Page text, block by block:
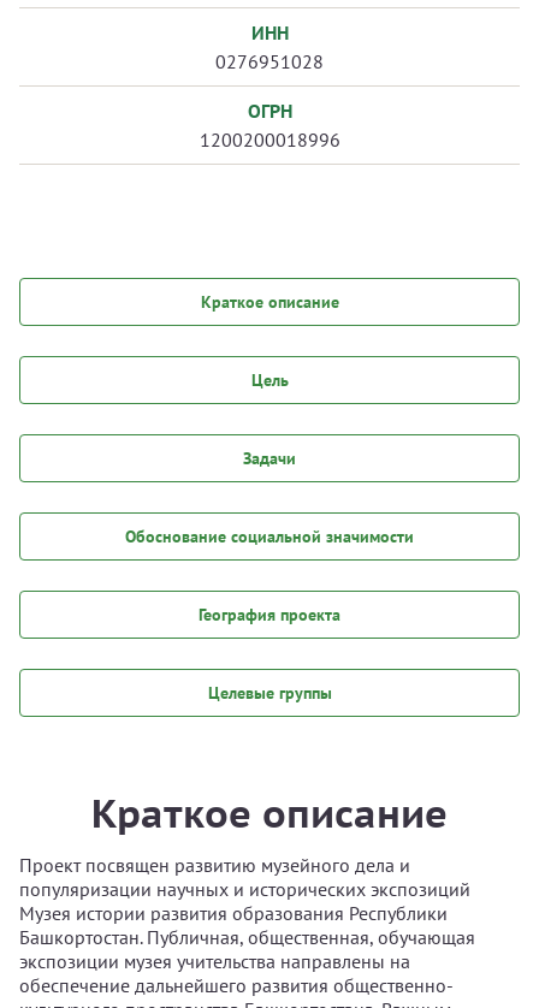
ИНН
0276951028
ОГРН
1200200018996
Краткое описание
Цель
Задачи
Обоснование социальной значимости
География проекта
Целевые группы
Краткое описание
Проект посвящен развитию музейного дела и
популяризации научных и исторических экспозиций
Музея истории развития образования Республики
Башкортостан. Публичная, общественная, обучающая
экспозиции музея учительства направлены на
обеспечение дальнейшего развития общественно-